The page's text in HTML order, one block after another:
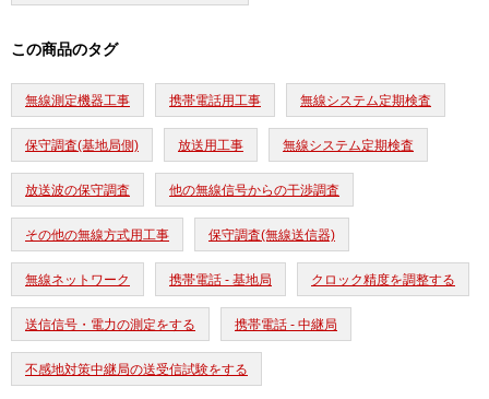
この商品のタグ
無線測定機器工事 携帯電話用工事 無線システム定期検査
保守調査(基地局側) 放送用工事 無線システム定期検査
放送波の保守調査 他の無線信号からの干渉調査
その他の無線方式用工事 保守調査(無線送信器)
無線ネットワーク 携帯電話 - 基地局 クロック精度を調整する
送信信号・電力の測定をする 携帯電話 - 中継局
不感地対策中継局の送受信試験をする